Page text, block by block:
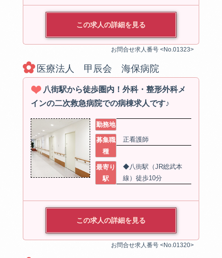
この求人の詳細を見る
お問合せ求人番号 <No.01323>
医療法人 甲辰会 海保病院
八街駅から徒歩圏内！外科・整形外科メ
インの二次救急病院での病棟求人です♪
勤務地
募集職
種
正看護師
最寄り
駅
◆八街駅（JR総武本
線）徒歩10分
この求人の詳細を見る
お問合せ求人番号 <No.01320>